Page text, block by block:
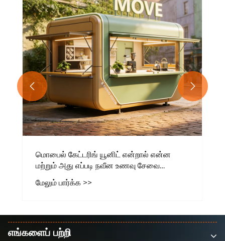
முதலீடாக மாற்றுவது எது
மேலும் பார்க்க >>
 
எங்களைப் பற்றி